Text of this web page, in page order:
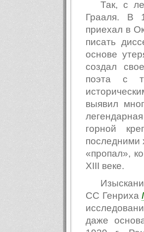
Так, с
Грааля. В
приехал в
писать
основе
создал
поэта с
выявил
горной
последними
«пропал»,
XIII веке.
СС Генриха
даже